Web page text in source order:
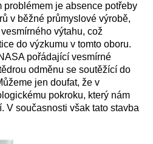
problémem je absence potřeby
v běžné průmyslové výrobě,
výtahu, což
do výzkumu v tomto oboru.
pořádající vesmírné
odměnu se soutěžící do
jen doufat, že v
pokroku, který nám
V současnosti však tato stavba